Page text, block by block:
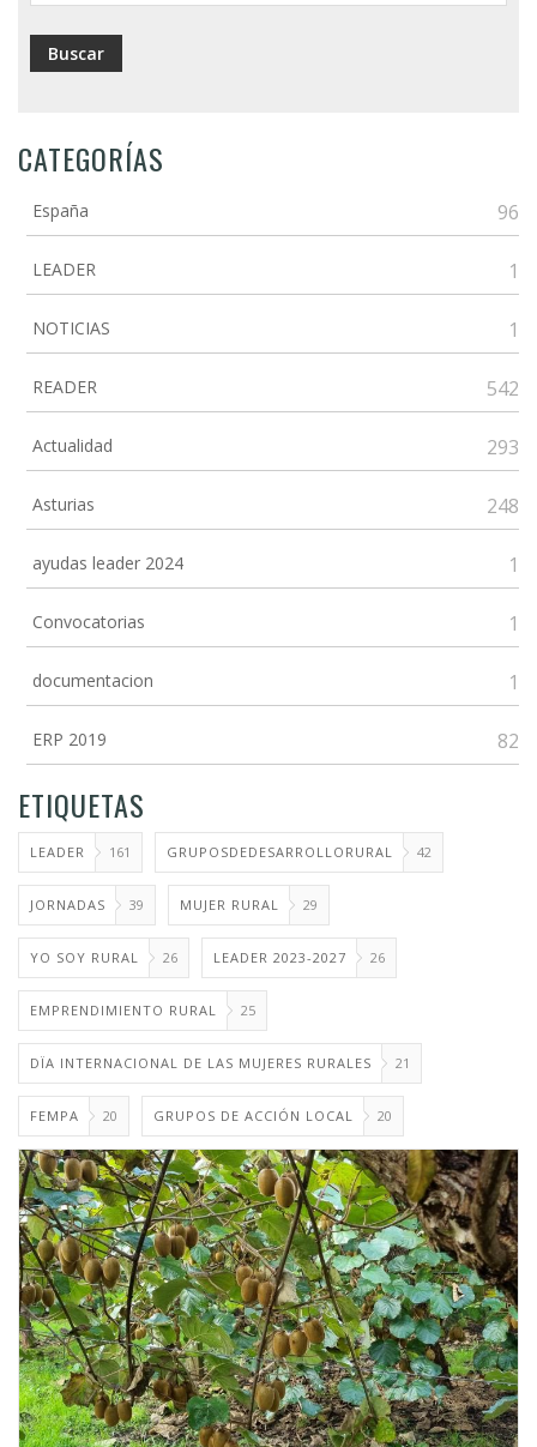
CATEGORÍAS
España 96
LEADER 1
NOTICIAS 1
READER 542
Actualidad 293
Asturias 248
ayudas leader 2024 1
Convocatorias 1
documentacion 1
ERP 2019 82
ETIQUETAS
LEADER 161 GRUPOSDEDESARROLLORURAL 42
JORNADAS 39 MUJER RURAL 29
YO SOY RURAL 26 LEADER 2023-2027 26
EMPRENDIMIENTO RURAL 25
DÏA INTERNACIONAL DE LAS MUJERES RURALES 21
FEMPA 20 GRUPOS DE ACCIÓN LOCAL 20